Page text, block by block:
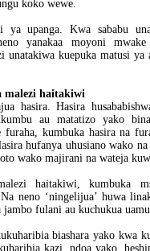
koko wewe.
ya upanga. Kwa sababu
yanakaa moyoni
unatakiwa kuepuka matusi ya
malezi haitakiwi
hasira. Hasira
au matatizo yako
furaha, kumbuka hasira na
hufanya uhusiano wako
wako majirani na wateja
haitakiwi, kumbuka
Na neno ‘ningelijua’ huwa
jambo fulani au kuchukua
biashara yako kwa
kazi, ndoa yako,